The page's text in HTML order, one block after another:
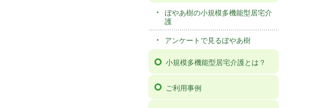
ぼやあ樹の小規模多機能型居宅介
護
アンケートで見るぼやあ樹
小規模多機能型居宅介護とは？
ご利用事例